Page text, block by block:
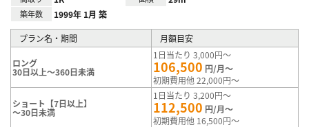
築年数 1999年 1月 築
プラン名・期間 月額目安
ロング
30日以上～360日未満
1日当たり 3,000円～
106,500 円/月～
初期費用他 22,000円～
ショート【7日以上】
～30日未満
1日当たり 3,200円～
112,500 円/月～
初期費用他 16,500円～